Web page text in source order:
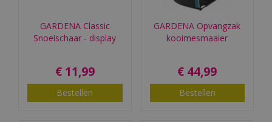
GARDENA Classic
Snoeischaar - display
€ 11,99
Bestellen
GARDENA Opvangzak
kooimesmaaier
€ 44,99
Bestellen